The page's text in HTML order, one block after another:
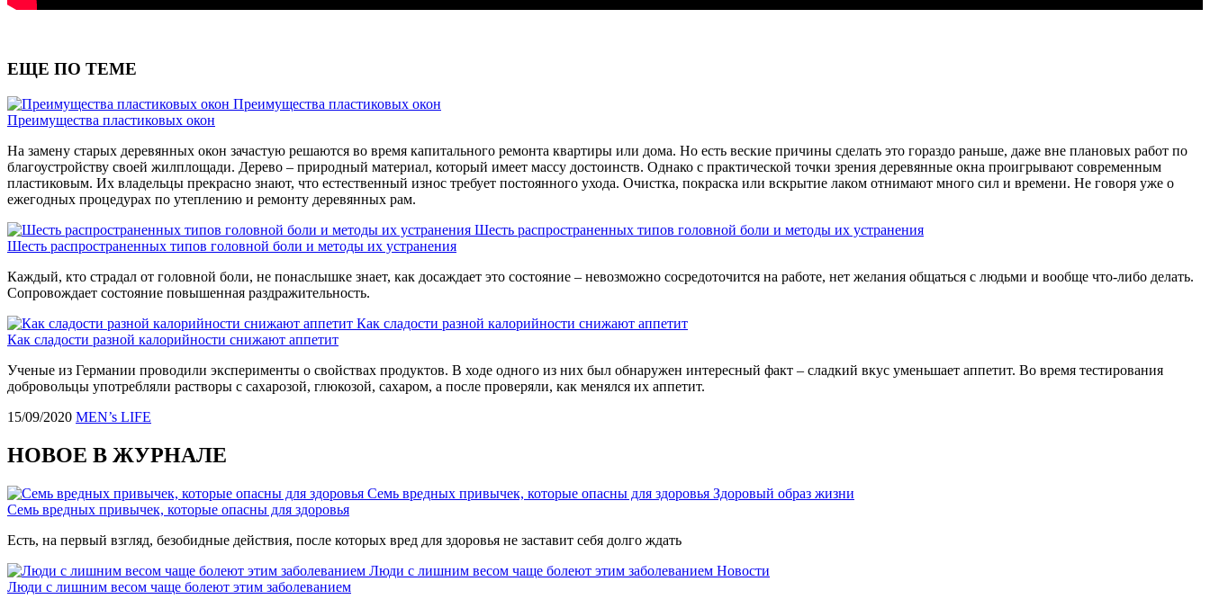
ЕЩЕ ПО ТЕМЕ
Преимущества пластиковых окон
Преимущества пластиковых окон
На замену старых деревянных окон зачастую решаются во время капитального ремонта квартиры или дома. Но есть веские причины сделать это гораздо раньше, даже вне плановых работ по
благоустройству своей жилплощади. Дерево – природный материал, который имеет массу достоинств. Однако с практической точки зрения деревянные окна проигрывают современным
пластиковым. Их владельцы прекрасно знают, что естественный износ требует постоянного ухода. Очистка, покраска или вскрытие лаком отнимают много сил и времени. Не говоря уже о
ежегодных процедурах по утеплению и ремонту деревянных рам.
Шесть распространенных типов головной боли и методы их устранения
Шесть распространенных типов головной боли и методы их устранения
Каждый, кто страдал от головной боли, не понаслышке знает, как досаждает это состояние – невозможно сосредоточится на работе, нет желания общаться с людьми и вообще что-либо делать.
Сопровождает состояние повышенная раздражительность.
Как сладости разной калорийности снижают аппетит
Как сладости разной калорийности снижают аппетит
Ученые из Германии проводили эксперименты о свойствах продуктов. В ходе одного из них был обнаружен интересный факт – сладкий вкус уменьшает аппетит. Во время тестирования
добровольцы употребляли растворы с сахарозой, глюкозой, сахаром, а после проверяли, как менялся их аппетит.
15/09/2020 MEN’s LIFE
НОВОЕ В ЖУРНАЛЕ
Семь вредных привычек, которые опасны для здоровья Здоровый образ жизни
Семь вредных привычек, которые опасны для здоровья
Есть, на первый взгляд, безобидные действия, после которых вред для здоровья не заставит себя долго ждать
Люди с лишним весом чаще болеют этим заболеванием Новости
Люди с лишним весом чаще болеют этим заболеванием